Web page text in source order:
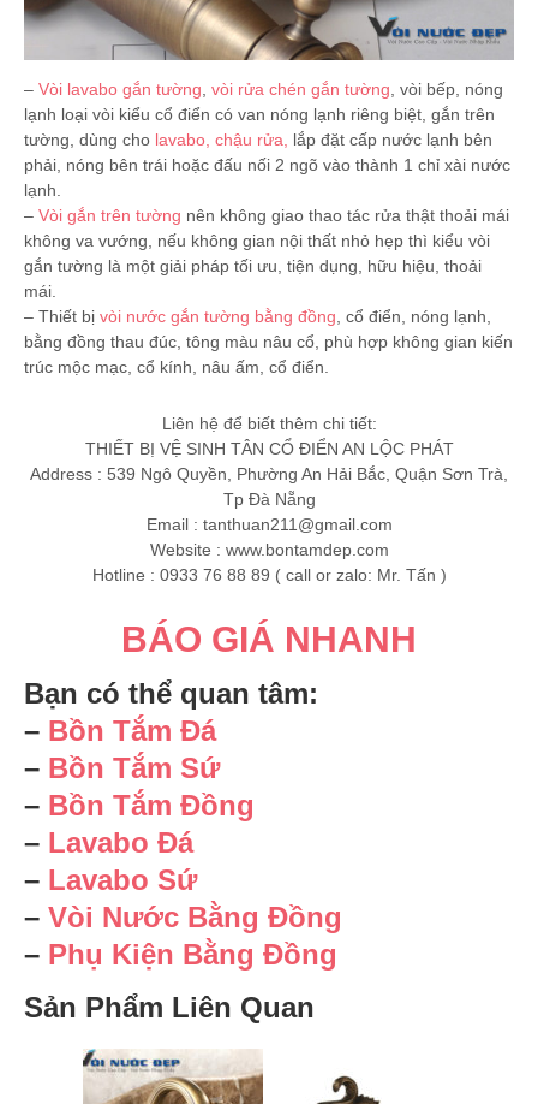
– Vòi lavabo gắn tường, vòi rửa chén gắn tường, vòi bếp, nóng
lạnh loại vòi kiểu cổ điển có van nóng lạnh riêng biệt, gắn trên
tường, dùng cho lavabo, chậu rửa, lắp đặt cấp nước lạnh bên
phải, nóng bên trái hoặc đấu nối 2 ngõ vào thành 1 chỉ xài nước
lạnh.
– Vòi gắn trên tường nên không giao thao tác rửa thật thoải mái
không va vướng, nếu không gian nội thất nhỏ hẹp thì kiểu vòi
gắn tường là một giải pháp tối ưu, tiện dụng, hữu hiệu, thoải
mái.
– Thiết bị vòi nước gắn tường bằng đồng, cổ điển, nóng lạnh,
bằng đồng thau đúc, tông màu nâu cổ, phù hợp không gian kiến
trúc mộc mạc, cổ kính, nâu ấm, cổ điển.
Liên hệ để biết thêm chi tiết:
THIẾT BỊ VỆ SINH TÂN CỔ ĐIỂN AN LỘC PHÁT
Address : 539 Ngô Quyền, Phường An Hải Bắc, Quận Sơn Trà,
Tp Đà Nẵng
Email : tanthuan211@gmail.com
Website : www.bontamdep.com
Hotline : 0933 76 88 89 ( call or zalo: Mr. Tấn )
BÁO GIÁ NHANH
Bạn có thể quan tâm:
– Bồn Tắm Đá
– Bồn Tắm Sứ
– Bồn Tắm Đồng
– Lavabo Đá
– Lavabo Sứ
– Vòi Nước Bằng Đồng
– Phụ Kiện Bằng Đồng
Sản Phẩm Liên Quan